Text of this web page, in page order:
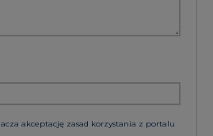
pocztą elektroniczną od